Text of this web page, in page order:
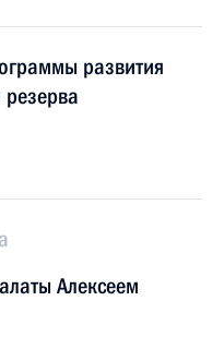
развития
резерва
Алексеем